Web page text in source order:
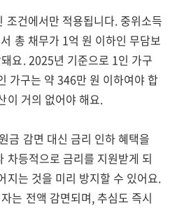
건에서만 적용됩니다. 중위소득
총 채무가 1억 원 이하인 무담보
요. 2025년 기준으로 1인 가구
가구는 약 346만 원 이하여야 합
이 거의 없어야 해요.
금 감면 대신 금리 인하 혜택을
차등적으로 금리를 지원받게 되
지는 것을 미리 방지할 수 있어요.
는 전액 감면되며, 추심도 즉시